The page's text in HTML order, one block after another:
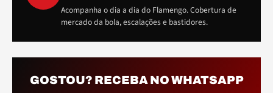
Acompanha o dia a dia do Flamengo. Cobertura de
mercado da bola, escalações e bastidores.
GOSTOU? RECEBA NO WHATSAPP